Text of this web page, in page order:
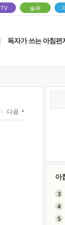
솔패
독자가 쓰는 아침편
다음
아